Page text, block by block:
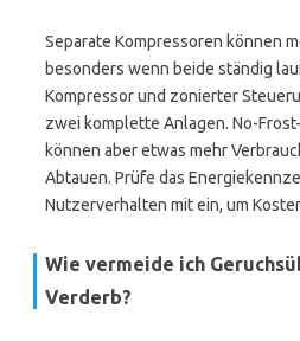
Separate Kompressoren können
besonders wenn beide ständig
Kompressor und zonierter
zwei komplette Anlagen. No-
können aber etwas mehr
Abtauen. Prüfe das
Nutzerverhalten mit ein, um
Wie vermeide ich
Verderb?